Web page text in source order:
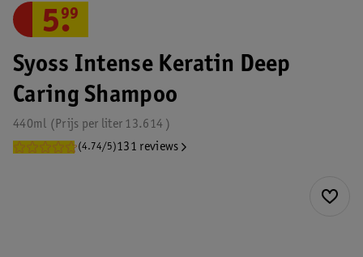
Syoss Intense Keratin Deep
Caring Shampoo
440ml 13.614
Prijs per liter
(4.74/5)131 reviews
5.
99